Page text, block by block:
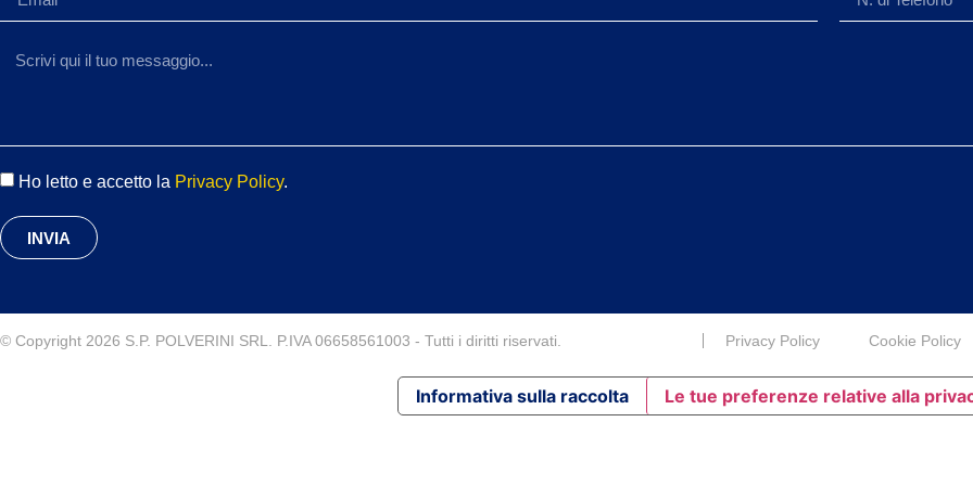
Ho letto e accetto la Privacy Policy.
INVIA
© Copyright 2026 S.P. POLVERINI SRL. P.IVA 06658561003 - Tutti i diritti riservati. Privacy Policy Cookie Policy
Informativa sulla raccolta Le tue preferenze relative alla